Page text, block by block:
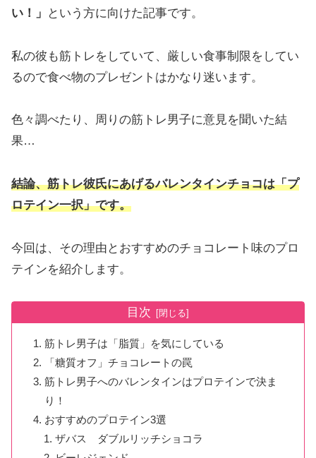
い！」
という方に向けた記事です。
私の彼も筋トレをしていて、厳しい食事制限をしてい
るので食べ物のプレゼントはかなり迷います。
色々調べたり、周りの筋トレ男子に意見を聞いた結
果…
結論、筋トレ彼氏にあげるバレンタインチョコは「プ
ロテイン一択」です。
今回は、その理由とおすすめのチョコレート味のプロ
テインを紹介します。
目次
筋トレ男子は「脂質」を気にしている
「糖質オフ」チョコレートの罠
筋トレ男子へのバレンタインはプロテインで決ま
り！
おすすめのプロテイン3選
ザバス ダブルリッチショコラ